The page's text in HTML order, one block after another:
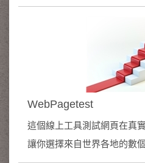
WebPagetest
這個線上工具測試網頁在真
讓你選擇來自世界各地的數